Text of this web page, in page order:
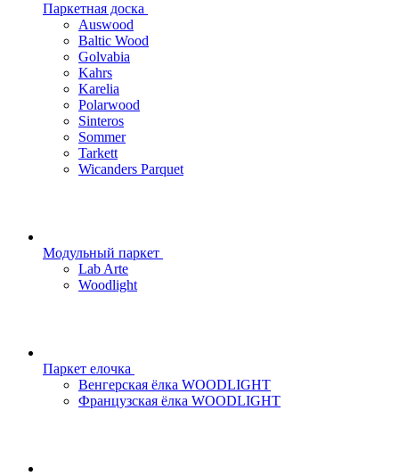
Паркетная доска
Auswood
Baltic Wood
Golvabia
Kahrs
Karelia
Polarwood
Sinteros
Sommer
Tarkett
Wicanders Parquet
Модульный паркет
Lab Arte
Woodlight
Паркет елочка
Венгерская ёлка WOODLIGHT
Французская ёлка WOODLIGHT